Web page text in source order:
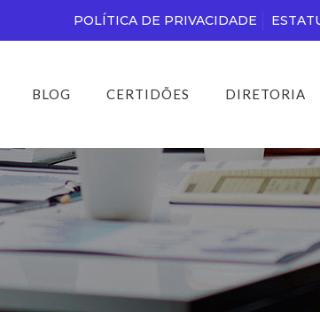
POLÍTICA DE PRIVACIDADE
BLOG CERTIDÕES DIRETORIA